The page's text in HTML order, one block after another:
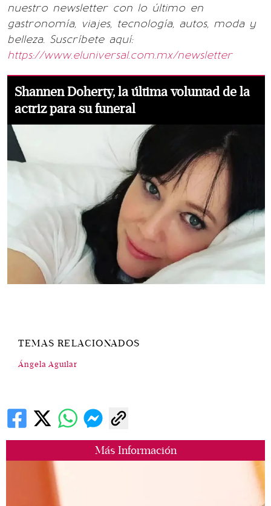
Más Información
nuestro newsletter con lo último en
gastronomía, viajes, tecnología, autos, moda y
belleza. Suscríbete aquí:
https://www.eluniversal.com.mx/newsletter
Shannen Doherty, la última voluntad de la
actriz para su funeral
TEMAS RELACIONADOS
Ángela Aguilar